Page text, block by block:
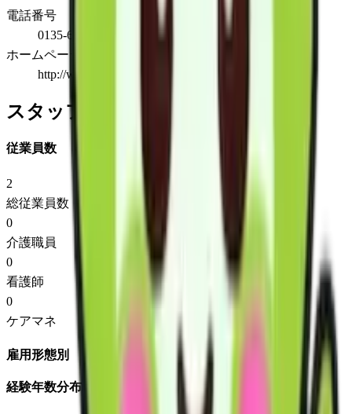
電話番号
0135-65-2280
ホームページ
http://www.vill.tomari.hokkaido.jp
スタッフ情報
従業員数
2
総従業員数
0
介護職員
0
看護師
0
ケアマネ
雇用形態別
経験年数分布